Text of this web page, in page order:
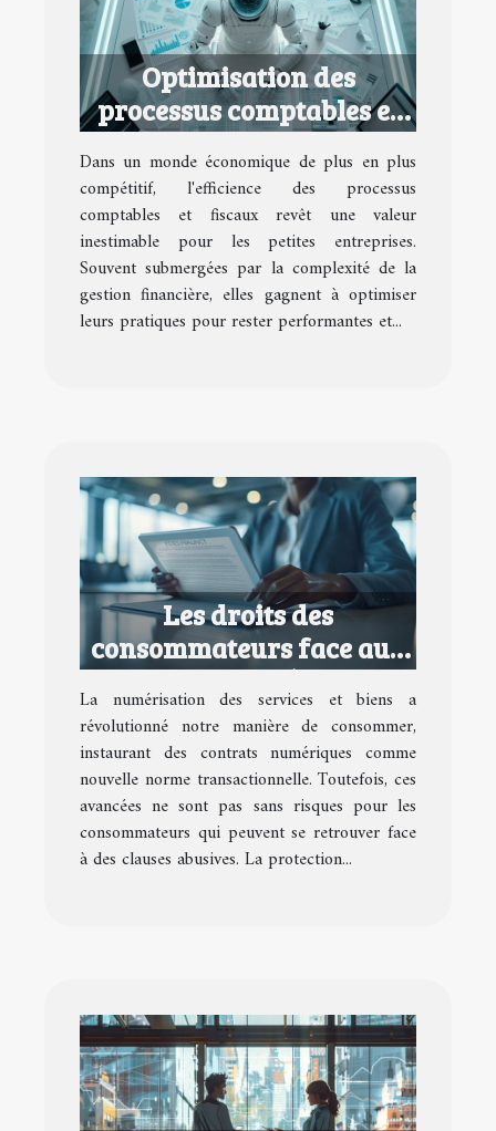
Optimisation des
processus comptables et
fiscaux pour petites
entreprises
Dans un monde économique de plus en plus
compétitif, l'efficience des processus
comptables et fiscaux revêt une valeur
inestimable pour les petites entreprises.
Souvent submergées par la complexité de la
gestion financière, elles gagnent à optimiser
leurs pratiques pour rester performantes et...
Les droits des
consommateurs face aux
contrats numériques
abusifs
La numérisation des services et biens a
révolutionné notre manière de consommer,
instaurant des contrats numériques comme
nouvelle norme transactionnelle. Toutefois, ces
avancées ne sont pas sans risques pour les
consommateurs qui peuvent se retrouver face
à des clauses abusives. La protection...